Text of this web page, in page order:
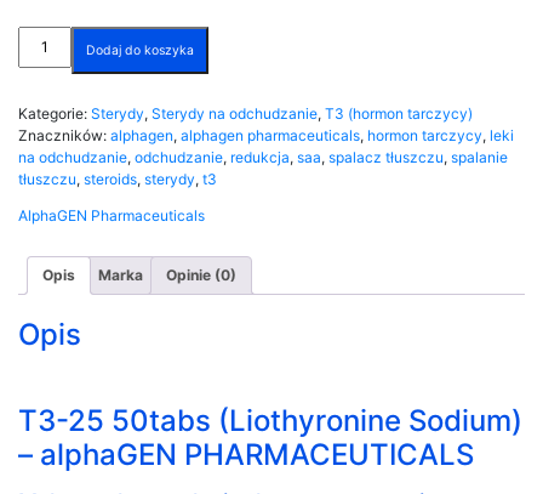
(Liothyronine
Sodium)
alphaGEN
PHARMACEUTICALS
Dodaj do koszyka
Kategorie: Sterydy, Sterydy na odchudzanie, T3 (hormon tarczycy)
Znaczników: alphagen, alphagen pharmaceuticals, hormon tarczycy, leki
na odchudzanie, odchudzanie, redukcja, saa, spalacz tłuszczu, spalanie
tłuszczu, steroids, sterydy, t3
AlphaGEN Pharmaceuticals
Opis Marka Opinie (0)
Opis
T3-25 50tabs (Liothyronine Sodium)
– alphaGEN PHARMACEUTICALS